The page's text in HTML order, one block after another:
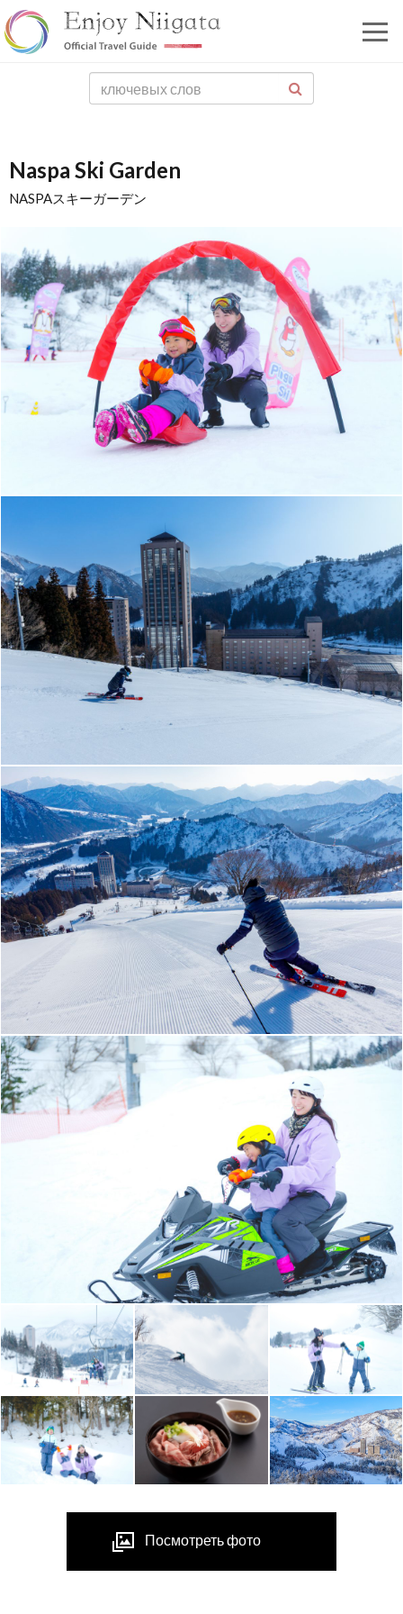
Naspa Ski Garden
NASPAスキーガーデン
Посмотреть фото